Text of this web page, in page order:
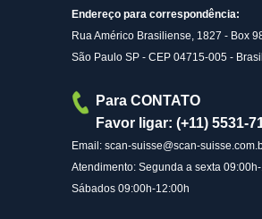
Endereço para correspondência:
Rua Américo Brasiliense, 1827 - Box
São Paulo SP - CEP 04715-005 - Brasil
Para CONTATO
Favor ligar: (+11) 5531-
Email: scan-suisse@scan-
Atendimento: Segunda a sexta
Sábados 09:00h-12:00h